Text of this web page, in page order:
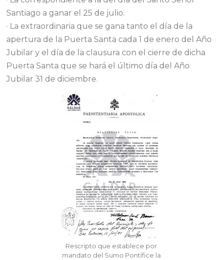
Santiago a ganar el 25 de julio.
· La extraordinaria que se gana tanto el día de la
apertura de la Puerta Santa cada 1 de enero del Año
Jubilar y el día de la clausura con el cierre de dicha
Puerta Santa que se hará el último día del Año
Jubilar 31 de diciembre.
Rescripto que establece por
mandato del Sumo Pontífice la